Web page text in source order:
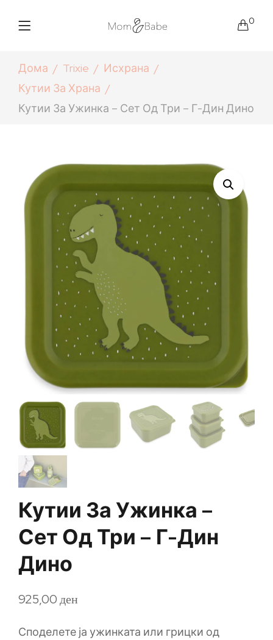
0
Дома Trixie
Исхрана
Кутии За Храна
Кутии За Ужинка – Сет Од Три – Г-Дин Дино
Кутии За Ужинка –
Сет Од Три – Г-Дин
Дино
925,00ден
Споделете ја ужинката или грицки од